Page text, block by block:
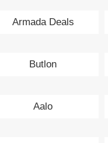
Armada Deals
Butlon
Aalo